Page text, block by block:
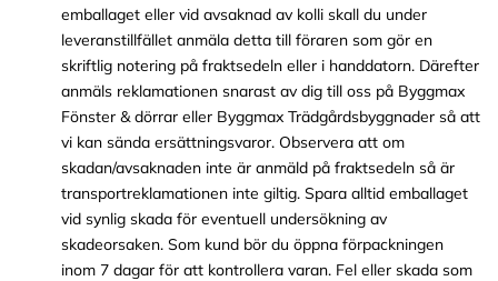
emballaget eller vid avsaknad av kolli skall du under
leveranstillfället anmäla detta till föraren som gör en
skriftlig notering på fraktsedeln eller i handdatorn. Därefter
anmäls reklamationen snarast av dig till oss på Byggmax
Fönster & dörrar eller Byggmax Trädgårdsbyggnader så att
vi kan sända ersättningsvaror. Observera att om
skadan/avsaknaden inte är anmäld på fraktsedeln så är
transportreklamationen inte giltig. Spara alltid emballaget
vid synlig skada för eventuell undersökning av
skadeorsaken. Som kund bör du öppna förpackningen
inom 7 dagar för att kontrollera varan. Fel eller skada som